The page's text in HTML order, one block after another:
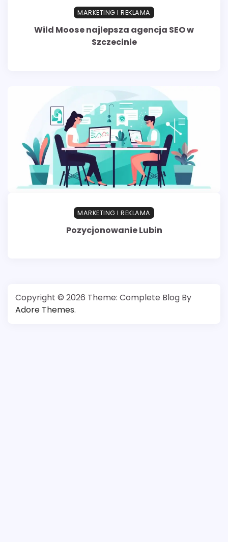
MARKETING I REKLAMA
Wild Moose najlepsza agencja SEO w
Szczecinie
MARKETING I REKLAMA
Pozycjonowanie Lubin
Copyright © 2026 Theme: Complete Blog By
Adore Themes.